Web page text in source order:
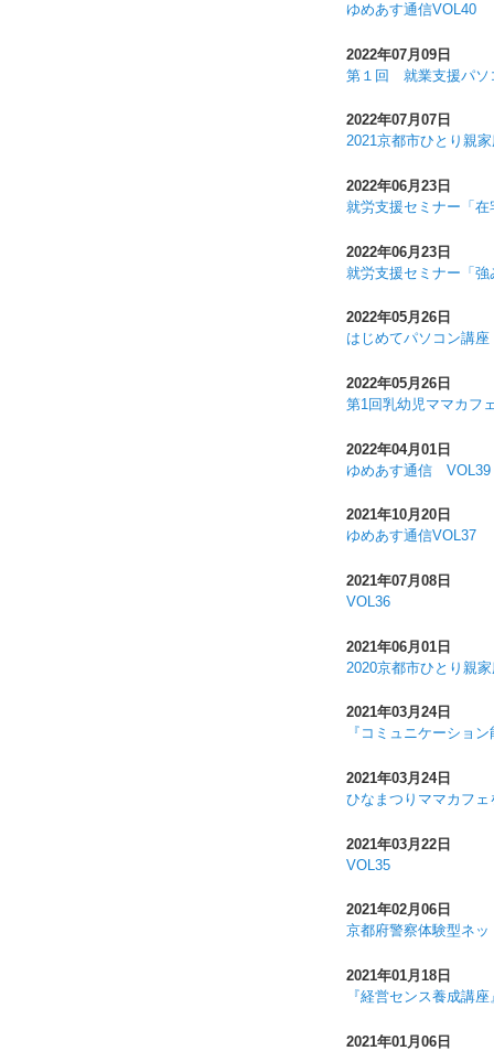
ゆめあす通信VOL40
2022年07月09日
第１回 就業支援パ
2022年07月07日
2021京都市ひとり親
2022年06月23日
就労支援セミナー「
2022年06月23日
就労支援セミナー「
2022年05月26日
はじめてパソコン講
2022年05月26日
第1回乳幼児ママカフ
2022年04月01日
ゆめあす通信 VOL39
2021年10月20日
ゆめあす通信VOL37
2021年07月08日
VOL36
2021年06月01日
2020京都市ひとり親
2021年03月24日
『コミュニケーショ
2021年03月24日
ひなまつりママカフ
2021年03月22日
VOL35
2021年02月06日
京都府警察体験型ネ
2021年01月18日
『経営センス養成講
2021年01月06日